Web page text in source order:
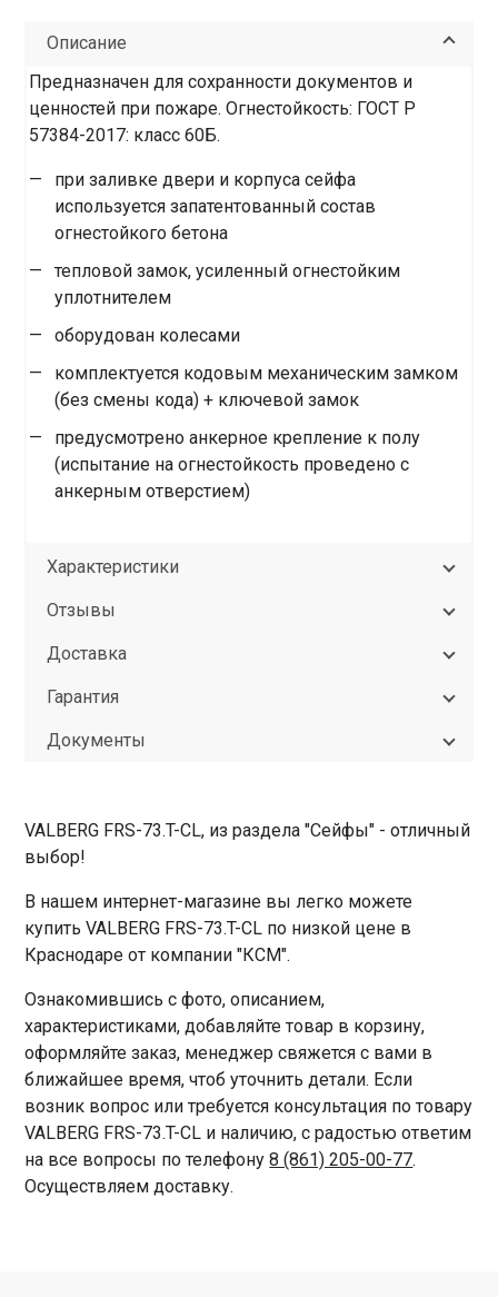
Описание
Предназначен для сохранности документов и
ценностей при пожаре. Огнестойкость: ГОСТ Р
57384-2017: класс 60Б.
при заливке двери и корпуса сейфа
используется запатентованный состав
огнестойкого бетона
тепловой замок, усиленный огнестойким
уплотнителем
оборудован колесами
комплектуется кодовым механическим замком
(без смены кода) + ключевой замок
предусмотрено анкерное крепление к полу
(испытание на огнестойкость проведено с
анкерным отверстием)
Характеристики
Отзывы
Доставка
Гарантия
Документы
VALBERG FRS-73.T-CL, из раздела "Сейфы" - отличный
выбор!
В нашем интернет-магазине вы легко можете
купить VALBERG FRS-73.T-CL по низкой цене в
Краснодаре от компании "КСМ".
Ознакомившись с фото, описанием,
характеристиками, добавляйте товар в корзину,
оформляйте заказ, менеджер свяжется с вами в
ближайшее время, чтоб уточнить детали. Если
возник вопрос или требуется консультация по товару
VALBERG FRS-73.T-CL и наличию, с радостью ответим
на все вопросы по телефону8 (861) 205-00-77.
Осуществляем доставку.